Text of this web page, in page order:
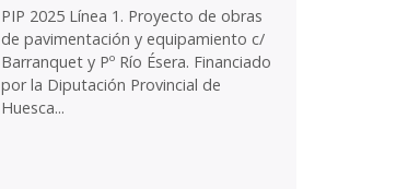
PIP 2025 Línea 1. Proyecto de obras
de pavimentación y equipamiento c/
Barranquet y Pº Río Ésera. Financiado
por la Diputación Provincial de
Huesca...